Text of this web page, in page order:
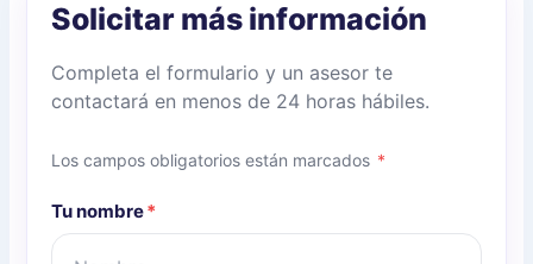
Solicitar más información
Completa el formulario y un asesor te
contactará en menos de 24 horas hábiles.
Los campos obligatorios están marcados *
Tu nombre*